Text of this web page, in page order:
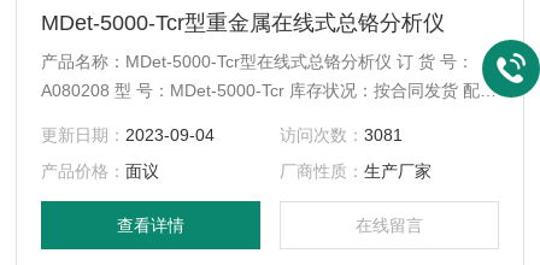
MDet-5000-Tcr型重金属在线式总铬分析仪
产品名称：MDet-5000-Tcr型在线式总铬分析仪 订 货 号：
A080208 型 号：MDet-5000-Tcr 库存状况：按合同发货 配送
更新日期： 2023-09-04 访问次数： 3081
产品价格：面议 厂商性质： 生产厂家
查看详情 在线留言